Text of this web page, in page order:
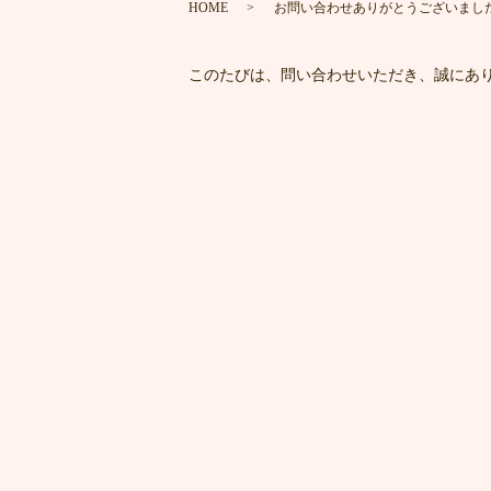
HOME お問い合わせありがとうございまし
このたびは、問い合わせいただき、誠にあ